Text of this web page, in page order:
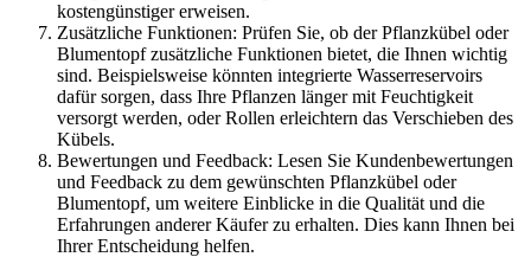
kostengünstiger erweisen.
Zusätzliche Funktionen: Prüfen Sie, ob der Pflanzkübel oder
Blumentopf zusätzliche Funktionen bietet, die Ihnen wichtig
sind. Beispielsweise könnten integrierte Wasserreservoirs
dafür sorgen, dass Ihre Pflanzen länger mit Feuchtigkeit
versorgt werden, oder Rollen erleichtern das Verschieben des
Kübels.
Bewertungen und Feedback: Lesen Sie Kundenbewertungen
und Feedback zu dem gewünschten Pflanzkübel oder
Blumentopf, um weitere Einblicke in die Qualität und die
Erfahrungen anderer Käufer zu erhalten. Dies kann Ihnen bei
Ihrer Entscheidung helfen.